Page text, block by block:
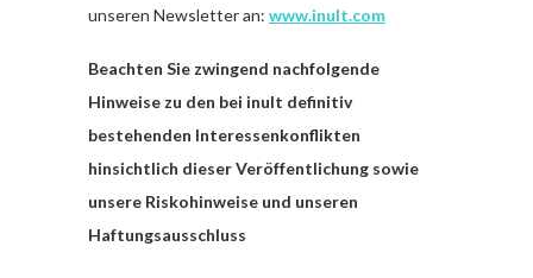
unseren Newsletter an: www.inult.com
Beachten Sie zwingend nachfolgende
Hinweise zu den bei inult definitiv
bestehenden Interessenkonflikten
hinsichtlich dieser Veröffentlichung sowie
unsere Riskohinweise und unseren
Haftungsausschluss